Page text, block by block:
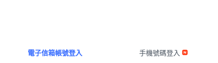
電子信箱帳號登入 手機號碼登入